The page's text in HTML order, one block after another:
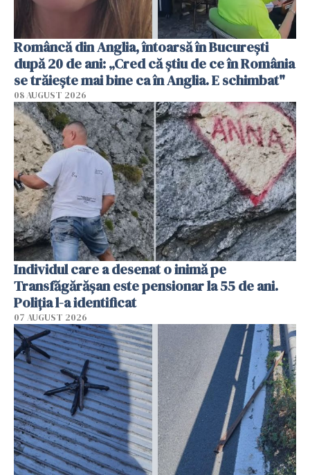
Româncă din Anglia, întoarsă în București
după 20 de ani: „Cred că știu de ce în România
se trăiește mai bine ca în Anglia. E schimbat"
08 AUGUST 2026
Individul care a desenat o inimă pe
Transfăgărășan este pensionar la 55 de ani.
Poliția l-a identificat
07 AUGUST 2026